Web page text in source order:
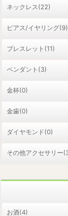
ネックレス(22)
ピアス/イヤリング(9)
ブレスレット(11)
ペンダント(3)
金杯(0)
金歯(0)
ダイヤモンド(0)
その他アクセサリー
お酒(4)